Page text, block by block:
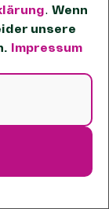
. Wenn
unsere
Impressum